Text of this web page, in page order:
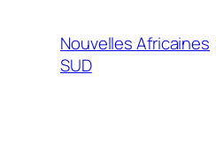
Nouvelles Africaines
SUD